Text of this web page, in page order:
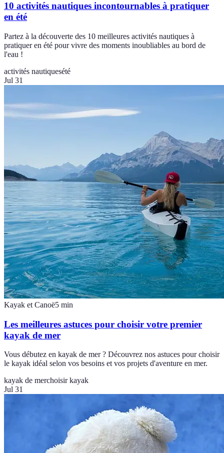
10 activités nautiques incontournables à pratiquer
en été
Partez à la découverte des 10 meilleures activités nautiques à
pratiquer en été pour vivre des moments inoubliables au bord de
l'eau !
activités nautiquesété
Jul 31
Kayak et Canoë5 min
Les meilleures astuces pour choisir votre premier
kayak de mer
Vous débutez en kayak de mer ? Découvrez nos astuces pour choisir
le kayak idéal selon vos besoins et vos projets d'aventure en mer.
kayak de merchoisir kayak
Jul 31